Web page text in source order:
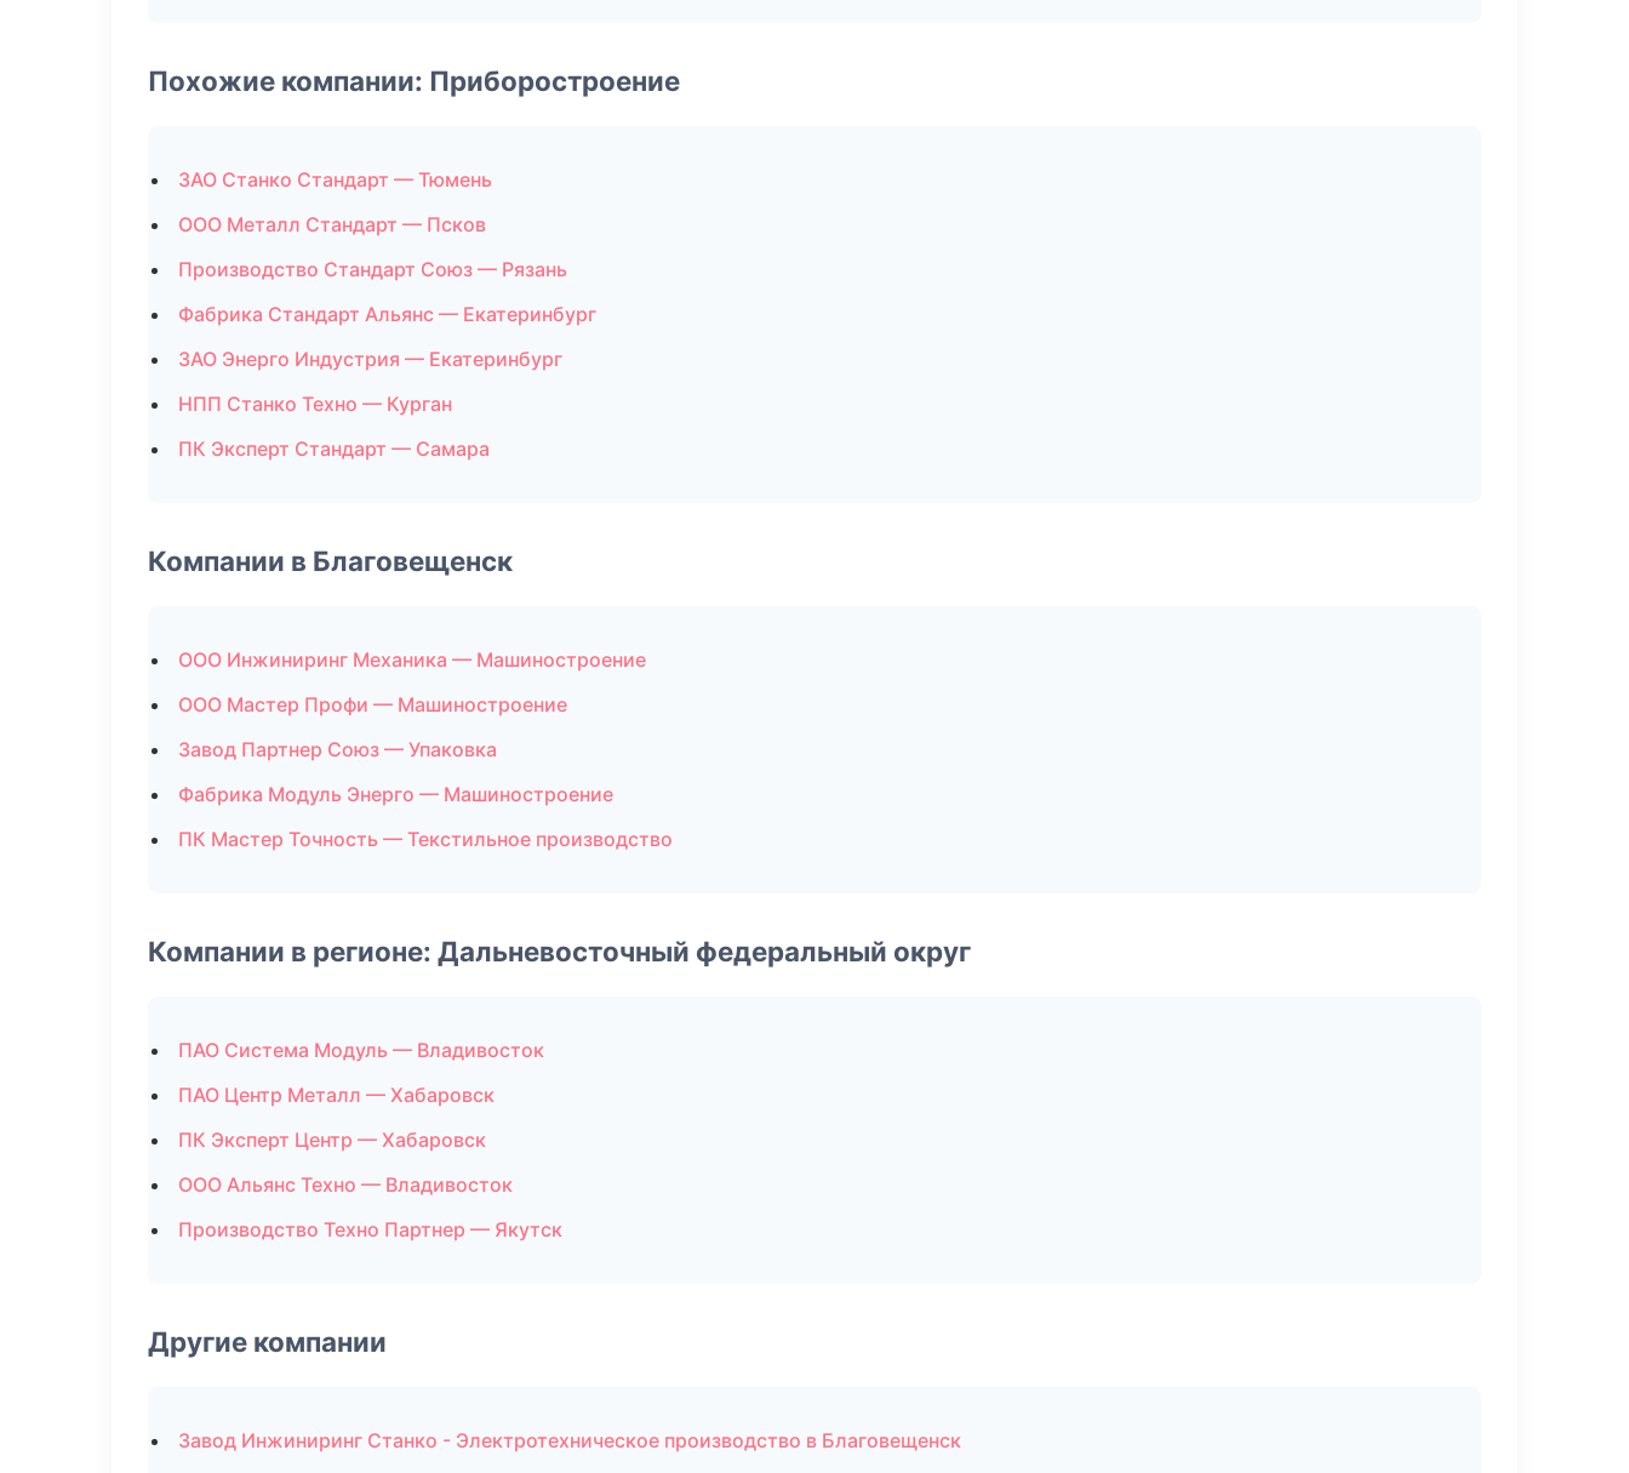
Похожие компании: Приборостроение
ЗАО Станко Стандарт — Тюмень
ООО Металл Стандарт — Псков
Производство Стандарт Союз — Рязань
Фабрика Стандарт Альянс — Екатеринбург
ЗАО Энерго Индустрия — Екатеринбург
НПП Станко Техно — Курган
ПК Эксперт Стандарт — Самара
Компании в Благовещенск
ООО Инжиниринг Механика — Машиностроение
ООО Мастер Профи — Машиностроение
Завод Партнер Союз — Упаковка
Фабрика Модуль Энерго — Машиностроение
ПК Мастер Точность — Текстильное производство
Компании в регионе: Дальневосточный федеральный округ
ПАО Система Модуль — Владивосток
ПАО Центр Металл — Хабаровск
ПК Эксперт Центр — Хабаровск
ООО Альянс Техно — Владивосток
Производство Техно Партнер — Якутск
Другие компании
Завод Инжиниринг Станко - Электротехническое производство в Благовещенск